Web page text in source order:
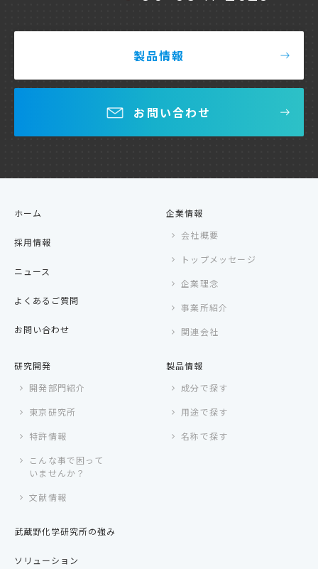
製品情報
お問い合わせ
ホーム
採用情報
ニュース
よくあるご質問
お問い合わせ
企業情報
会社概要
トップメッセージ
企業理念
事業所紹介
関連会社
研究開発
開発部門紹介
東京研究所
特許情報
こんな事で困って
いませんか？
文献情報
製品情報
成分で探す
用途で探す
名称で探す
武蔵野化学研究所の強み
ソリューション